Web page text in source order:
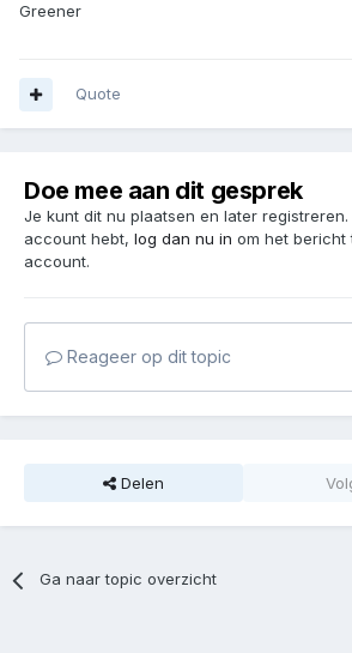
Greener
Quote
Doe mee aan dit gesprek
Je kunt dit nu plaatsen en later
account hebt, log dan nu in om het bericht
account.
Reageer op dit topic
Delen
Ga naar topic overzicht